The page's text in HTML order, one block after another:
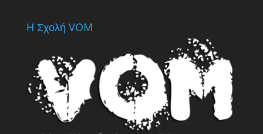
H Σχολή VOM